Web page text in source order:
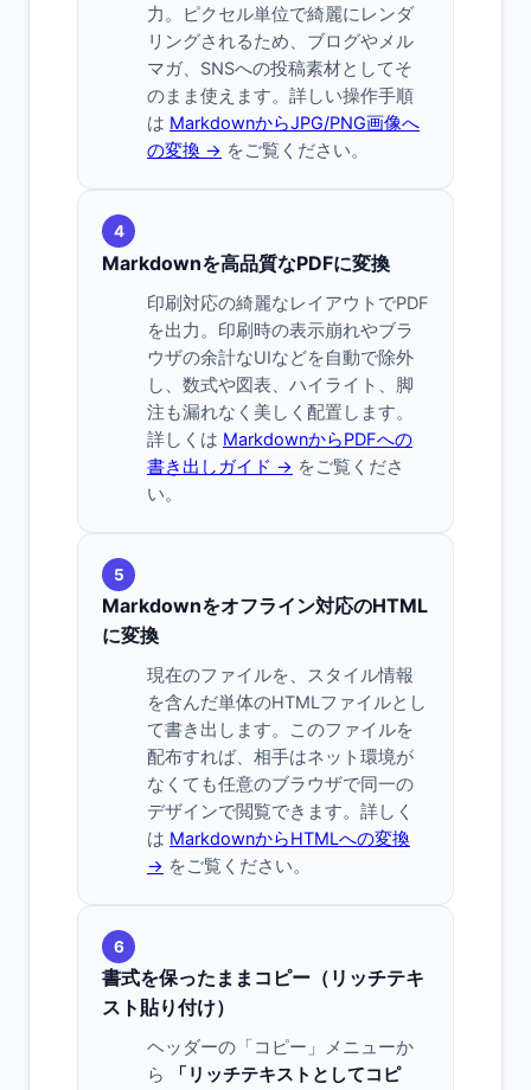
力。ピクセル単位で綺麗にレンダ
リングされるため、ブログやメル
マガ、SNSへの投稿素材としてそ
のまま使えます。詳しい操作手順
は MarkdownからJPG/PNG画像へ
の変換 → をご覧ください。
4
Markdownを高品質なPDFに変換
印刷対応の綺麗なレイアウトでPDF
を出力。印刷時の表示崩れやブラ
ウザの余計なUIなどを自動で除外
し、数式や図表、ハイライト、脚
注も漏れなく美しく配置します。
詳しくは MarkdownからPDFへの
書き出しガイド → をご覧くださ
い。
5
Markdownをオフライン対応のHTML
に変換
現在のファイルを、スタイル情報
を含んだ単体のHTMLファイルとし
て書き出します。このファイルを
配布すれば、相手はネット環境が
なくても任意のブラウザで同一の
デザインで閲覧できます。詳しく
は MarkdownからHTMLへの変換
→ をご覧ください。
6
書式を保ったままコピー（リッチテキ
スト貼り付け）
ヘッダーの「コピー」メニューか
ら
「リッチテキストとしてコピ